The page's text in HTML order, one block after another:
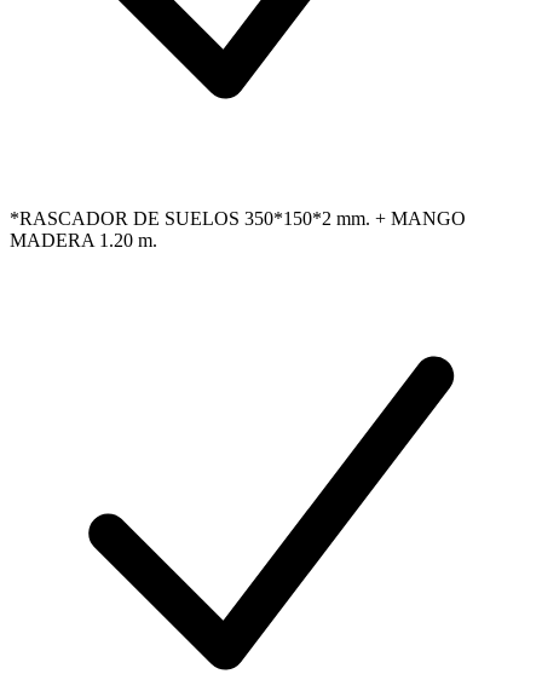
*RASCADOR DE SUELOS 350*150*2 mm. + MANGO
MADERA 1.20 m.